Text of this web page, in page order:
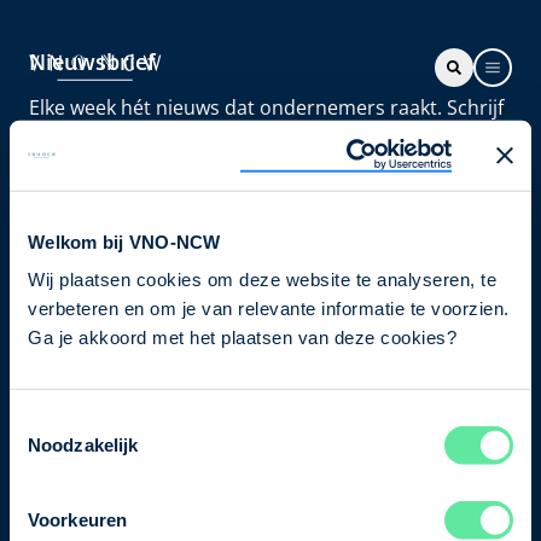
Welkom bij VNO-NCW
Wij plaatsen cookies om deze website te analyseren, te
verbeteren en om je van relevante informatie te voorzien.
Ga je akkoord met het plaatsen van deze cookies?
Noodzakelijk
Voorkeuren
Nieuwsbrief
Elke week hét nieuws dat ondernemers raakt. Schrijf
je nu in voor de VNO-NCW nieuwsbrief.
Schrijf je in
Direct naar
Ons verhaal
Bezuidenhoutseweg 12
T+31 70 349 03 49